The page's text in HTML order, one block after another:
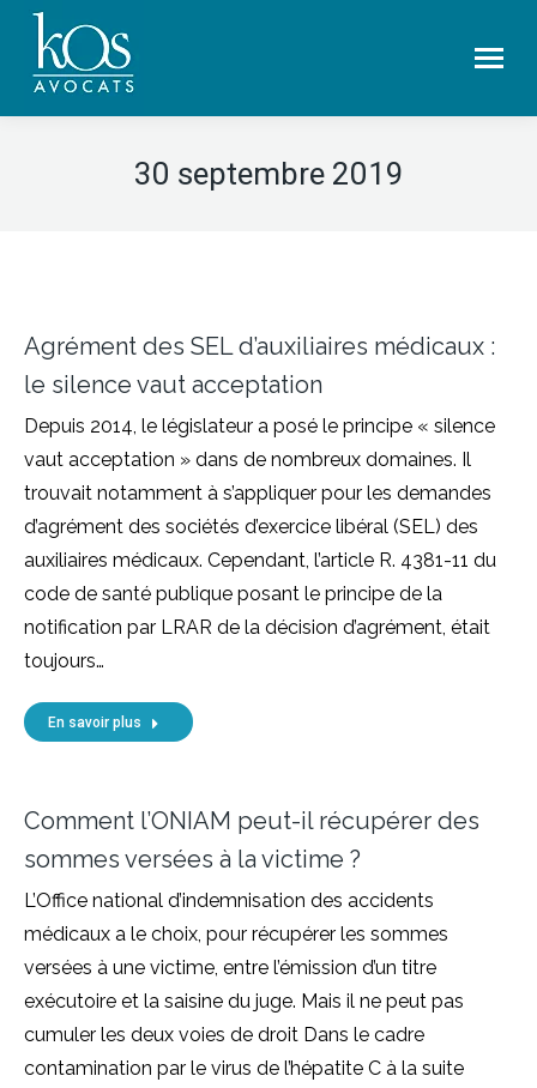
30 septembre 2019
Agrément des SEL d’auxiliaires médicaux :
le silence vaut acceptation
Depuis 2014, le législateur a posé le principe « silence
vaut acceptation » dans de nombreux domaines. Il
trouvait notamment à s’appliquer pour les demandes
d’agrément des sociétés d’exercice libéral (SEL) des
auxiliaires médicaux. Cependant, l’article R. 4381-11 du
code de santé publique posant le principe de la
notification par LRAR de la décision d’agrément, était
toujours…
En savoir plus
Comment l’ONIAM peut-il récupérer des
sommes versées à la victime ?
L’Office national d’indemnisation des accidents
médicaux a le choix, pour récupérer les sommes
versées à une victime, entre l’émission d’un titre
exécutoire et la saisine du juge. Mais il ne peut pas
cumuler les deux voies de droit Dans le cadre
contamination par le virus de l’hépatite C à la suite